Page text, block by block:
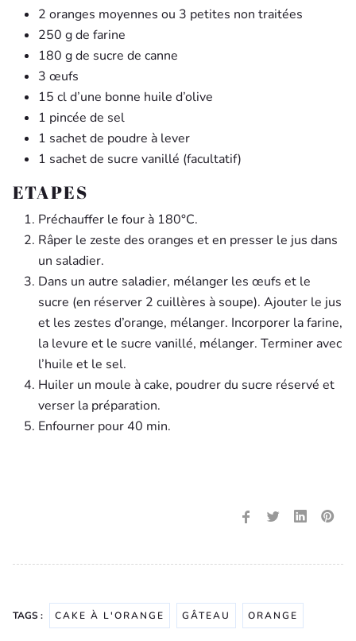
2 oranges moyennes ou 3 petites non traitées
250 g de farine
180 g de sucre de canne
3 œufs
15 cl d’une bonne huile d’olive
1 pincée de sel
1 sachet de poudre à lever
1 sachet de sucre vanillé (facultatif)
ETAPES
Préchauffer le four à 180°C.
Râper le zeste des oranges et en presser le jus dans
un saladier.
Dans un autre saladier, mélanger les œufs et le
sucre (en réserver 2 cuillères à soupe). Ajouter le jus
et les zestes d’orange, mélanger. Incorporer la farine,
la levure et le sucre vanillé, mélanger. Terminer avec
l’huile et le sel.
Huiler un moule à cake, poudrer du sucre réservé et
verser la préparation.
Enfourner pour 40 min.
TAGS : CAKE À L'ORANGE GÂTEAU ORANGE